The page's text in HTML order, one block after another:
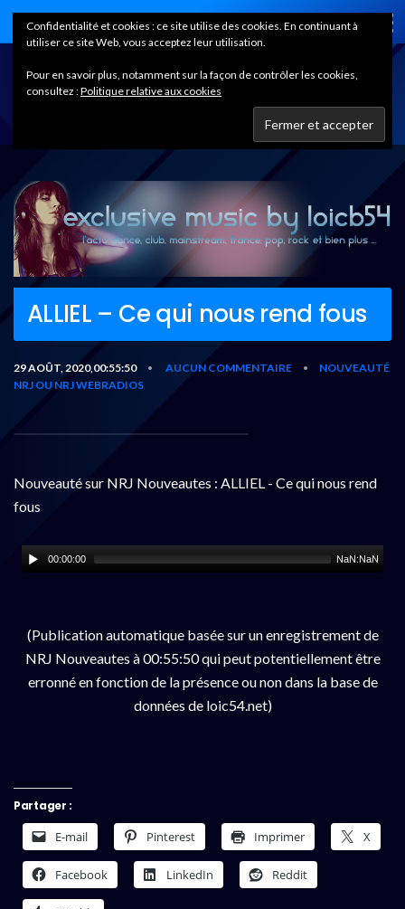
Home
ALLIEL – Ce qui nous rend fous
29 AOÛT, 2020,00:55:50 • AUCUN COMMENTAIRE •
NOUVEAUTÉ
NRJ OU NRJ WEBRADIOS
Nouveauté sur NRJ Nouveautes : ALLIEL - Ce qui nous rend
fous
00:00:00 NaN:NaN
(Publication automatique basée sur un enregistrement de
NRJ Nouveautes à 00:55:50 qui peut potentiellement être
erronné en fonction de la présence ou non dans la base de
données de loic54.net)
Partager :
E-mail Pinterest Imprimer X
Facebook LinkedIn Reddit
Confidentialité et cookies : ce site utilise des cookies. En continuant à
utiliser ce site Web, vous acceptez leur utilisation.
Pour en savoir plus, notamment sur la façon de contrôler les cookies,
consultez :Politique relative aux cookies